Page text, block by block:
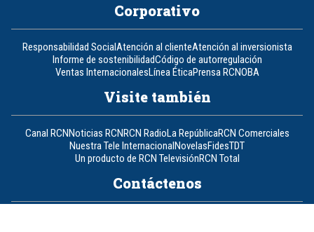
Corporativo
Responsabilidad SocialAtención al clienteAtención al inversionista
Informe de sostenibilidadCódigo de autorregulación
Ventas InternacionalesLínea ÉticaPrensa RCNOBA
Visite también
Canal RCNNoticias RCNRCN RadioLa RepúblicaRCN Comerciales
Nuestra Tele InternacionalNovelasFidesTDT
Un producto de RCN TelevisiónRCN Total
Contáctenos